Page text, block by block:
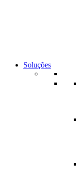
Soluções